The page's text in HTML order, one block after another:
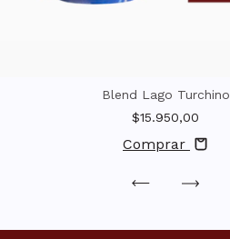
Blend Lago Turchino
$15.950,00
Comprar